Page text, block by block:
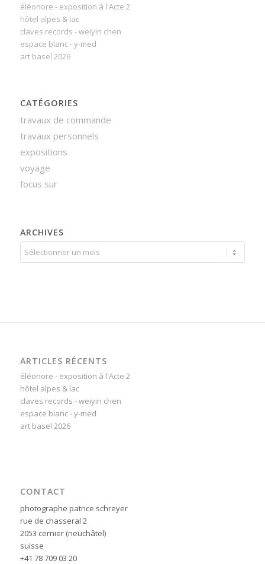
éléonore - exposition à l'Acte 2
hôtel alpes & lac
claves records - weiyin chen
espace blanc - y-med
art basel 2026
CATÉGORIES
travaux de commande
travaux personnels
expositions
voyage
focus sur
ARCHIVES
ARTICLES RÉCENTS
éléonore - exposition à l'Acte 2
hôtel alpes & lac
claves records - weiyin chen
espace blanc - y-med
art basel 2026
CONTACT
photographe patrice schreyer
rue de chasseral 2
2053 cernier (neuchâtel)
suisse
+41 78 709 03 20